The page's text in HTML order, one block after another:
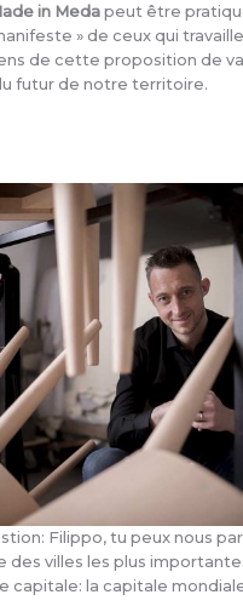
in Meda peut être
» de ceux qui
de cette proposition de
futur de notre territoire.
Filippo, tu peux nous
des villes les plus
capitale: la capitale